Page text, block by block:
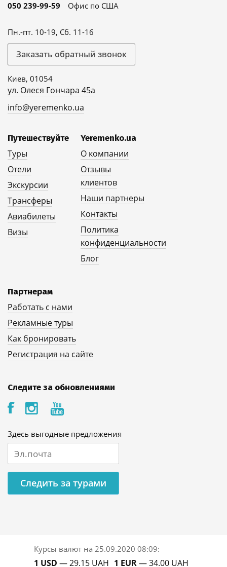
050 239-99-59
Офис по США
Пн.-пт. 10-19, Сб. 11-16
Заказать обратный звонок
Киев, 01054
ул. Олеся Гончара 45а
info@yeremenko.ua
Путешествуйте
Туры
Отели
Экскурсии
Трансферы
Авиабилеты
Визы
Yeremenko.ua
О компании
Отзывы
клиентов
Наши партнеры
Контакты
Политика
конфиденциальности
Блог
Партнерам
Работать с нами
Рекламные туры
Как бронировать
Регистрация на сайте
Следите за обновлениями
Здесь выгодные предложения
Следить за турами
Курсы валют на 25.09.2020 08:09:
1 USD — 29.15 UAH 1 EUR— 34.00 UAH